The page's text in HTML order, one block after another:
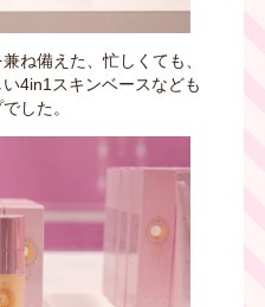
ね備えた、忙しくても、
4in1スキンベースなども
した。